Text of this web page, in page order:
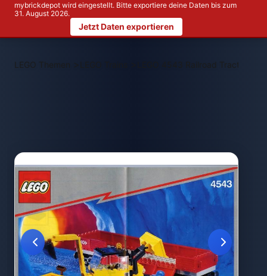
mybrickdepot wird eingestellt. Bitte exportiere deine Daten bis zum
31. August 2026.
Jetzt Daten exportieren
LEGO Themen > LEGO 4543 Railroad Tractor